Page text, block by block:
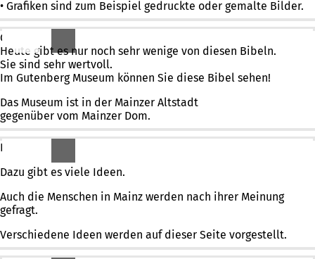
• Grafiken sind zum Beispiel gedruckte oder gemalte Bilder.
Gutenberg hat auch die Bibel gedruckt.
Heute gibt es nur noch sehr wenige von diesen Bibeln.
Sie sind sehr wertvoll.
Im Gutenberg Museum können Sie diese Bibel sehen!
Das Museum ist in der Mainzer Altstadt
gegenüber vom Mainzer Dom.
Das Gutenberg Museum soll schöner und moderner werden.
Dazu gibt es viele Ideen.
Auch die Menschen in Mainz werden nach ihrer Meinung
gefragt.
Verschiedene Ideen werden auf dieser Seite vorgestellt.